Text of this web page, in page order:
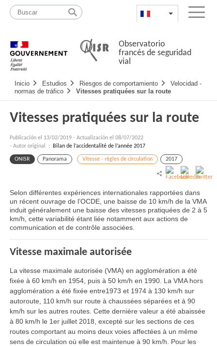
Pasar
contenido
Mapa
web
List additional
Menu
Observatorio
francés de seguridad
vial
Navigation
principale
Inicio Estudios Riesgos de comportamiento
Velocidad -
normas de tráfico
Vitesses pratiquées sur la route
Vitesses pratiquées sur la route
Publicación el 13/02/2019 - Actualización el 08/07/2022
- Autor original :
Bilan de l’accidentalité de l’année 2017
ONISR Panorama Vitesse - règles de circulation 2017
Selon différentes expériences internationales rapportées dans
un récent ouvrage de l’OCDE, une baisse de 10 km/h de la VMA
induit généralement une baisse des vitesses pratiquées de 2 à 5
km/h, cette variabilité étant liée notamment aux actions de
communication et de contrôle associées.
Vitesse maximale autorisée
La vitesse maximale autorisée (VMA) en agglomération a été
fixée à 60 km/h en 1954, puis à 50 km/h en 1990. La VMA hors
agglomération a été fixée entre1973 et 1974 à 130 km/h sur
autoroute, 110 km/h sur route à chaussées séparées et à 90
km/h sur les autres routes. Cette dernière valeur a été abaissée
à 80 km/h le 1er juillet 2018, excepté sur les sections de ces
routes comportant au moins deux voies affectées à un même
sens de circulation où elle est maintenue à 90 km/h. Pour les